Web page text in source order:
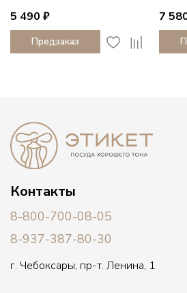
5 490 ₽
Предзаказ
7
Контакты
8-800-700-08-05
8-937-387-80-30
г. Чебоксары, пр-т. Ленина, 1